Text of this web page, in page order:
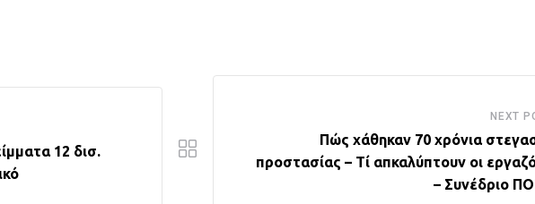
12 δισ.
NEXT
Πώς χάθηκαν 70 χρόνια
προστασίας – Τί απκαλύπτουν οι
– Συνέδριο